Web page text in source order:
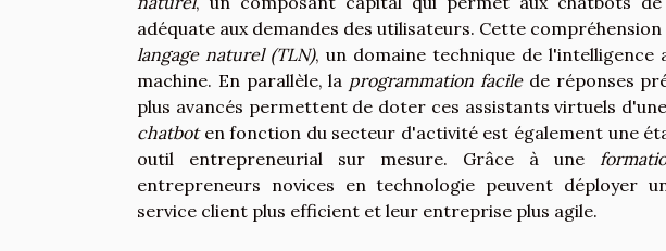
adéquate aux demandes des utilisateurs. Cette
langage naturel (TLN), un domaine technique de
machine. En parallèle, la programmation facilede réponses
plus avancés permettent de doter ces assistants virtuels
chatboten fonction du secteur d'activité est également une
outil entrepreneurial sur mesure. Grâce à une
entrepreneurs novices en technologie peuvent déployer
service client plus efficient et leur entreprise plus agile.